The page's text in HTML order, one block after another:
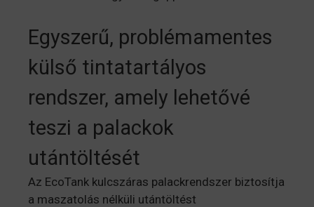
Egyszerű, problémamentes
külső tintatartályos
rendszer, amely lehetővé
teszi a palackok
utántöltését
Az EcoTank kulcszáras palackrendszer biztosítja
a maszatolás nélküli utántöltést